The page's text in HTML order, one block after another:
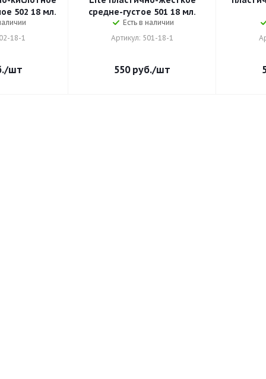
502 18 мл.
18-1
/шт
средне-густое 501 18 мл.
Есть в наличии
Артикул: 501-18-1
550руб./шт